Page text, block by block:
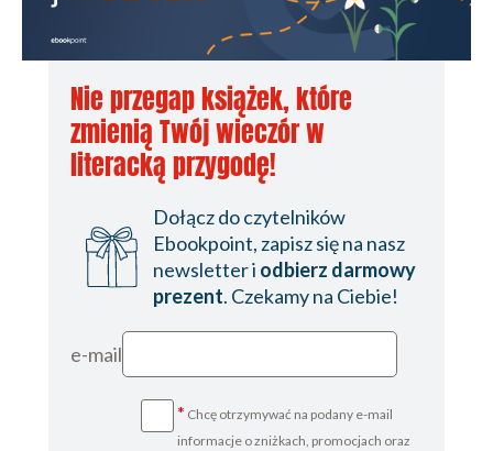
Nie przegap książek, które
zmienią Twój wieczór w
literacką przygodę!
Dołącz do czytelników
Ebookpoint, zapisz się na nasz
newsletter i odbierz darmowy
prezent. Czekamy na Ciebie!
e-mail
* Chcę otrzymywać na podany e-mail
informacje o zniżkach, promocjach oraz